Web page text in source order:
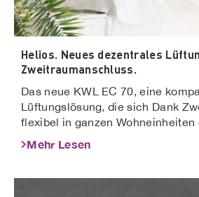
Helios. Neues dezentrales
Zweitraumanschluss.
Das neue KWL EC 70, eine
Lüftungslösung, die sich Dank
flexibel in ganzen Wohneinheiten
Mehr Lesen